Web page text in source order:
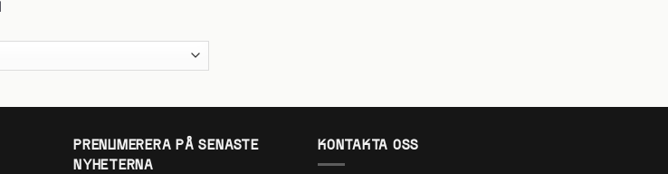
PRENUMERERA PÅ SENASTE
NYHETERNA
KONTAKTA OSS